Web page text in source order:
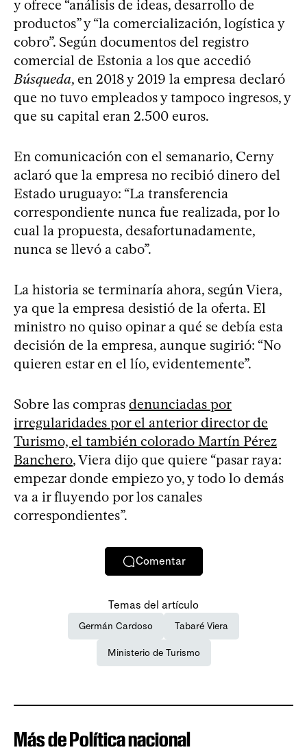
y ofrece “análisis de ideas, desarrollo de
productos” y “la comercialización, logística y
cobro”. Según documentos del registro
comercial de Estonia a los que accedió
Búsqueda, en 2018 y 2019 la empresa declaró
que no tuvo empleados y tampoco ingresos, y
que su capital eran 2.500 euros.
En comunicación con el semanario, Cerny
aclaró que la empresa no recibió dinero del
Estado uruguayo: “La transferencia
correspondiente nunca fue realizada, por lo
cual la propuesta, desafortunadamente,
nunca se llevó a cabo”.
La historia se terminaría ahora, según Viera,
ya que la empresa desistió de la oferta. El
ministro no quiso opinar a qué se debía esta
decisión de la empresa, aunque sugirió: “No
quieren estar en el lío, evidentemente”.
Sobre las compras denunciadas por
irregularidades por el anterior director de
Turismo, el también colorado Martín Pérez
Banchero, Viera dijo que quiere “pasar raya:
empezar donde empiezo yo, y todo lo demás
va a ir fluyendo por los canales
correspondientes”.
Comentar
Temas del artículo
Germán Cardoso Tabaré Viera
Ministerio de Turismo
Más de Política nacional